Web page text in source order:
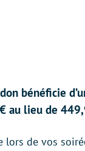
bénéficie
au lieu de
de vos